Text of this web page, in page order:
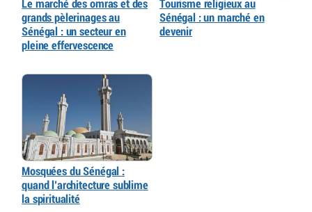
Le marché des omras et des
grands pèlerinages au
Sénégal : un secteur en
pleine effervescence
Tourisme religieux au
Sénégal : un marché en
devenir
Mosquées du Sénégal :
quand l’architecture sublime
la spiritualité